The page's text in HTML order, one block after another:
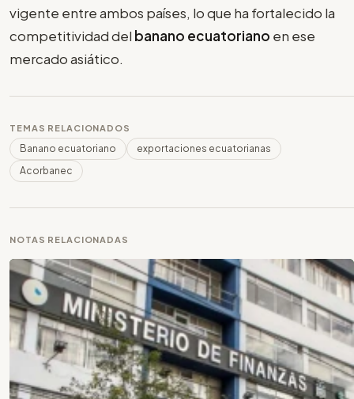
vigente entre ambos países, lo que ha fortalecido la
competitividad del banano ecuatoriano en ese
mercado asiático.
TEMAS RELACIONADOS
Banano ecuatoriano
exportaciones ecuatorianas
Acorbanec
NOTAS RELACIONADAS